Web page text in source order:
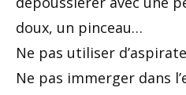
doux, un pinceau…
Ne pas utiliser
Ne pas immerger dans